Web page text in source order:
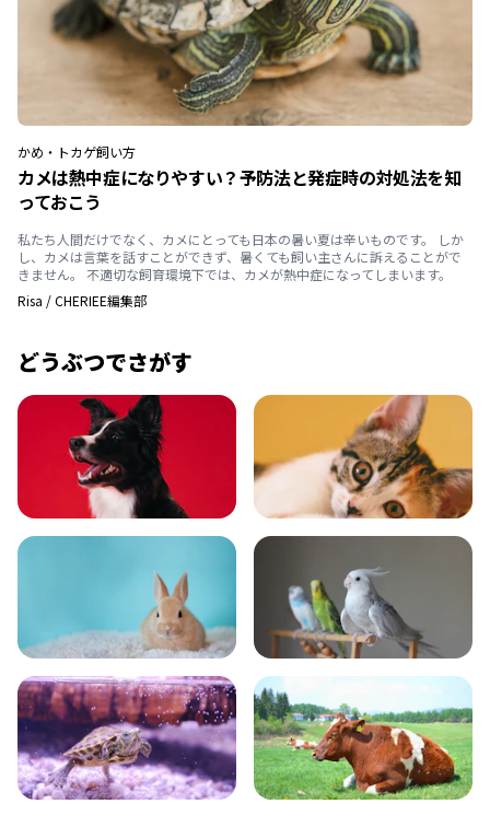
かめ・トカゲ飼い方
カメは熱中症になりやすい？予防法と発症時の対処法を知
っておこう
私たち人間だけでなく、カメにとっても日本の暑い夏は辛いものです。 しか
し、カメは言葉を話すことができず、暑くても飼い主さんに訴えることがで
きません。 不適切な飼育環境下では、カメが熱中症になってしまいます。
Risa /CHERIEE編集部
どうぶつでさがす
いぬ ねこ
小動物 とり・さかな